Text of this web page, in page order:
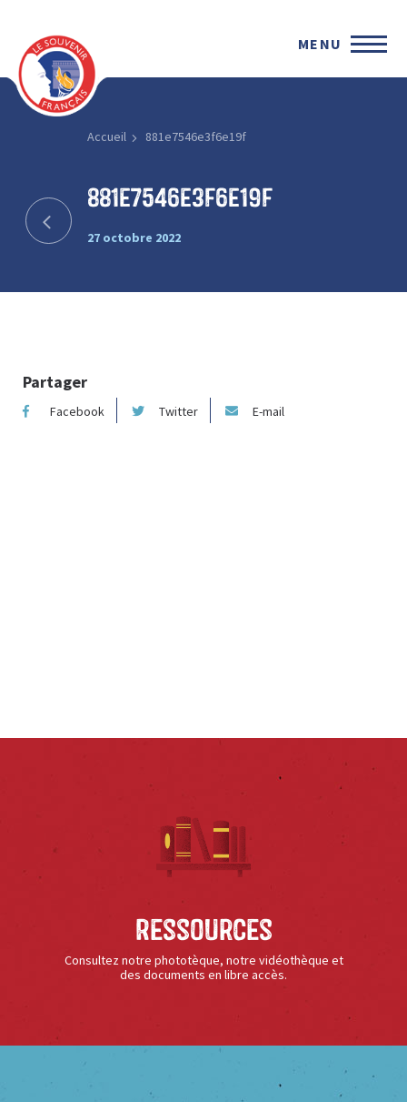
MENU
Accueil 881e7546e3f6e19f
881e7546e3f6e19f
27 octobre 2022
Partager
Facebook Twitter E-mail
Ressources
Consultez notre phototèque, notre vidéothèque et
des documents en libre accès.